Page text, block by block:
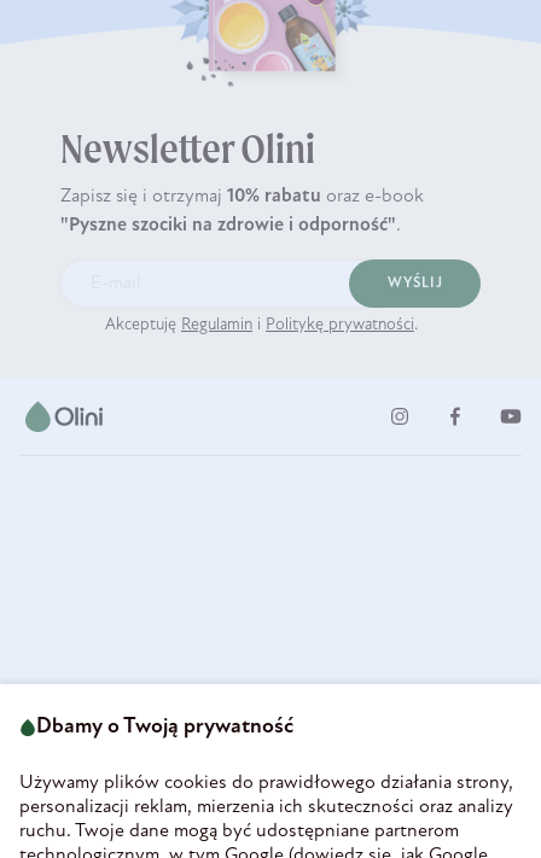
Newsletter Olini
Zapisz się i otrzymaj 10% rabatu oraz e-book
"Pyszne szociki na zdrowie i odporność".
WYŚLIJ
Akceptuję Regulamin i Politykę prywatności.
58-160 Świebodzice
REGON 890213034
INFORMACJE
Dbamy o Twoją prywatność
Używamy plików cookies do prawidłowego działania strony,
personalizacji reklam, mierzenia ich skuteczności oraz analizy
ruchu. Twoje dane mogą być udostępniane partnerom